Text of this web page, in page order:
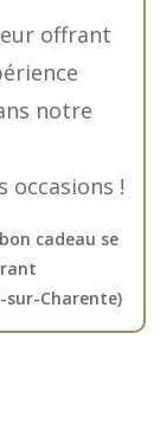
offrant
notre
occasions !
cadeau se
sur-Charente)